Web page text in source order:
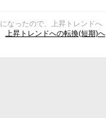
なったので、上昇トレンドへ
上昇トレンドへの転換(短期)へ